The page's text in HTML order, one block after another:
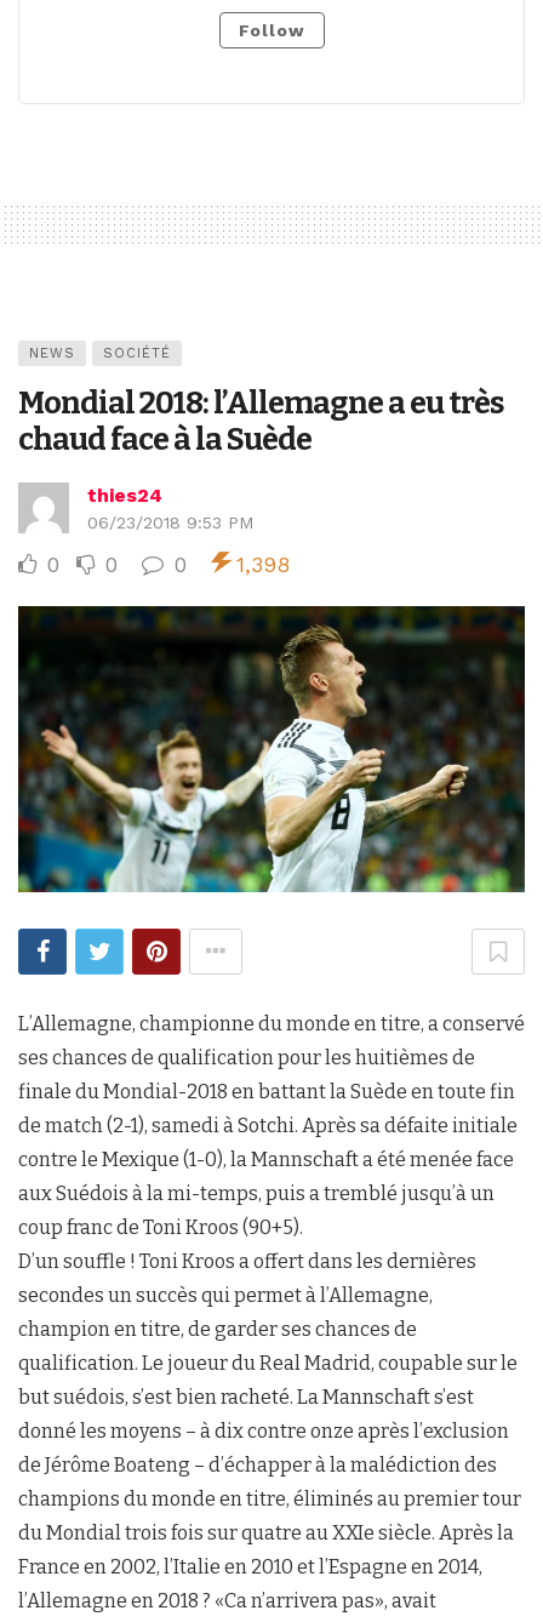
Follow
NEWS SOCIÉTÉ
Mondial 2018: l’Allemagne a eu très
chaud face à la Suède
thies24
06/23/2018 9:53 PM
0 0 0 1,398
L’Allemagne, championne du monde en titre, a conservé
ses chances de qualification pour les huitièmes de
finale du Mondial-2018 en battant la Suède en toute fin
de match (2-1), samedi à Sotchi. Après sa défaite initiale
contre le Mexique (1-0), la Mannschaft a été menée face
aux Suédois à la mi-temps, puis a tremblé jusqu’à un
coup franc de Toni Kroos (90+5).
D’un souffle ! Toni Kroos a offert dans les dernières
secondes un succès qui permet à l’Allemagne,
champion en titre, de garder ses chances de
qualification. Le joueur du Real Madrid, coupable sur le
but suédois, s’est bien racheté. La Mannschaft s’est
donné les moyens – à dix contre onze après l’exclusion
de Jérôme Boateng – d’échapper à la malédiction des
champions du monde en titre, éliminés au premier tour
du Mondial trois fois sur quatre au XXIe siècle. Après la
France en 2002, l’Italie en 2010 et l’Espagne en 2014,
l’Allemagne en 2018 ? «Ca n’arrivera pas», avait